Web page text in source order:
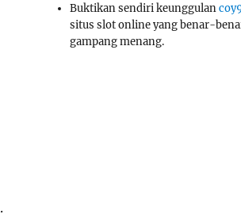
Buktikan sendiri keunggulan
situs slot online yang benar-
gampang menang.